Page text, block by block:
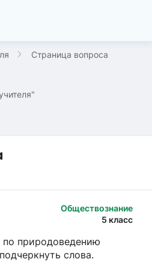
Страница вопроса
Обществознание
5 класс
природоведению
слова.